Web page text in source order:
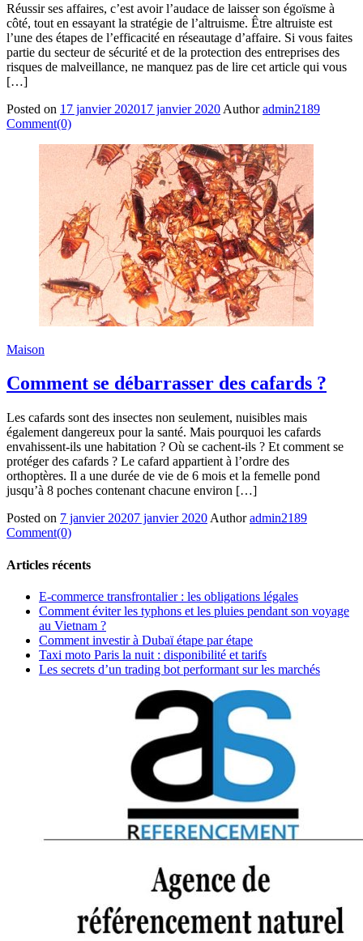
Réussir ses affaires, c’est avoir l’audace de laisser son égoïsme à
côté, tout en essayant la stratégie de l’altruisme. Être altruiste est
l’une des étapes de l’efficacité en réseautage d’affaire. Si vous faites
partie du secteur de sécurité et de la protection des entreprises des
risques de malveillance, ne manquez pas de lire cet article qui vous
[…]
Posted on 17 janvier 202017 janvier 2020 Author admin2189
Comment(0)
Maison
Comment se débarrasser des cafards ?
Les cafards sont des insectes non seulement, nuisibles mais
également dangereux pour la santé. Mais pourquoi les cafards
envahissent-ils une habitation ? Où se cachent-ils ? Et comment se
protéger des cafards ? Le cafard appartient à l’ordre des
orthoptères. Il a une durée de vie de 6 mois et la femelle pond
jusqu’à 8 poches contenant chacune environ […]
Posted on 7 janvier 20207 janvier 2020 Author admin2189
Comment(0)
Articles récents
E-commerce transfrontalier : les obligations légales
Comment éviter les typhons et les pluies pendant son voyage
au Vietnam ?
Comment investir à Dubaï étape par étape
Taxi moto Paris la nuit : disponibilité et tarifs
Les secrets d’un trading bot performant sur les marchés